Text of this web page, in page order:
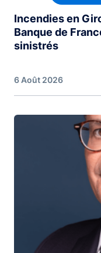
Incendies en
Banque de
sinistrés
6 Août 2026
Image